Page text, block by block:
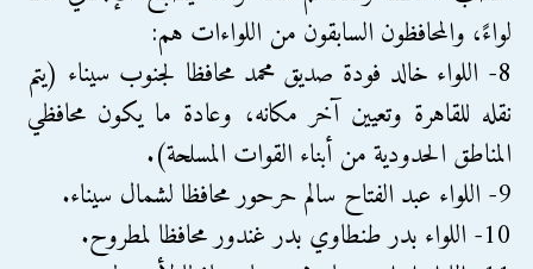
لواءً، والمحافظون السابقون من اللواءات هم:
8- اللواء خالد فودة صديق محمد محافظا لجنوب سيناء (يتم
نقله للقاهرة وتعيين آخر مكانه، وعادة ما يكون محافظي
المناطق الحدودية من أبناء القوات المسلحة).
9- اللواء عبد الفتاح سالم حرحور محافظا لشمال سيناء.
10- اللواء بدر طنطاوي بدر غندور محافظا لمطروح.